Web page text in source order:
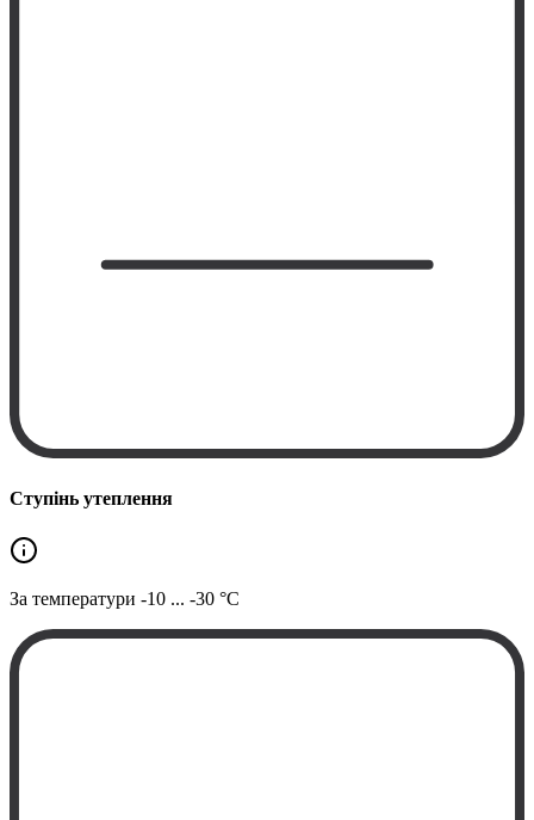
Ступінь утеплення
За температури -10 ... -30 °C